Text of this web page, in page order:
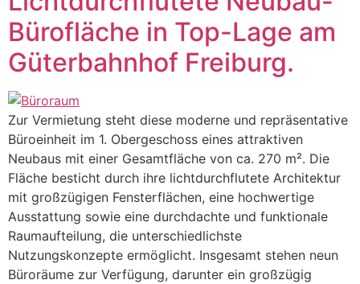
Bürofläche in Top-Lage am
Güterbahnhof Freiburg.
Zur Vermietung steht diese moderne und repräsentative
Büroeinheit im 1. Obergeschoss eines attraktiven
Neubaus mit einer Gesamtfläche von ca. 270 m². Die
Fläche besticht durch ihre lichtdurchflutete Architektur
mit großzügigen Fensterflächen, eine hochwertige
Ausstattung sowie eine durchdachte und funktionale
Raumaufteilung, die unterschiedlichste
Nutzungskonzepte ermöglicht. Insgesamt stehen neun
Büroräume zur Verfügung, darunter ein großzügig